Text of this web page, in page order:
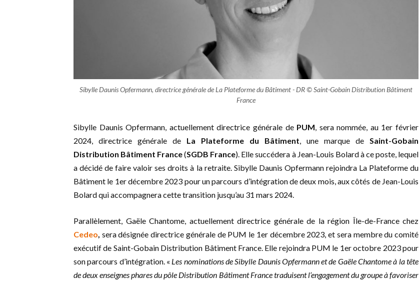
Sibylle Daunis Opfermann, directrice générale de La Plateforme du Bâtiment - DR © Saint-Gobain Distribution Bâtiment
France
Sibylle Daunis Opfermann, actuellement directrice générale de PUM, sera nommée, au 1er février
2024, directrice générale de La Plateforme du Bâtiment, une marque de Saint-Gobain
Distribution Bâtiment France(SGDB France). Elle succédera à Jean-Louis Bolard à ce poste, lequel
a décidé de faire valoir ses droits à la retraite. Sibylle Daunis Opfermann rejoindra La Plateforme du
Bâtiment le 1er décembre 2023 pour un parcours d’intégration de deux mois, aux côtés de Jean-Louis
Bolard qui accompagnera cette transition jusqu’au 31 mars 2024.
Parallèlement, Gaële Chantome, actuellement directrice générale de la région Île-de-France chez
Cedeo, sera désignée directrice générale de PUM le 1er décembre 2023, et sera membre du comité
exécutif de Saint-Gobain Distribution Bâtiment France. Elle rejoindra PUM le 1er octobre 2023 pour
son parcours d’intégration. « Les nominations de Sibylle Daunis Opfermann et de Gaële Chantome à la tête
de deux enseignes phares du pôle Distribution Bâtiment France traduisent l’engagement du groupe à favoriser